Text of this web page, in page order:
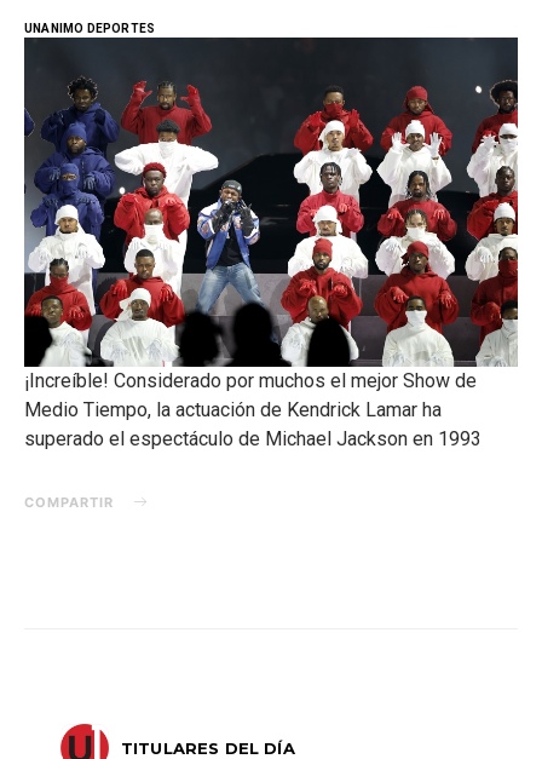
UNANIMO DEPORTES
¡Increíble! Considerado por muchos el mejor Show de
Medio Tiempo, la actuación de Kendrick Lamar ha
superado el espectáculo de Michael Jackson en 1993
COMPARTIR
TITULARES DEL DÍA